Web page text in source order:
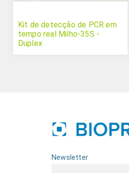
Kit de detecção de PCR em
tempo real Milho-35S -
Duplex
Newsletter